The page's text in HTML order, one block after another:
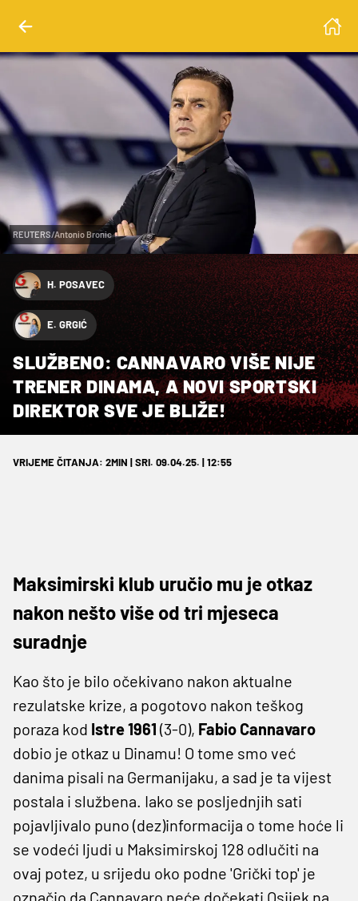
REUTERS/Antonio Bronic
H. POSAVEC
E. GRGIĆ
SLUŽBENO: CANNAVARO VIŠE NIJE
TRENER DINAMA, A NOVI SPORTSKI
DIREKTOR SVE JE BLIŽE!
VRIJEME ČITANJA: 2MIN | SRI. 09.04.25. | 12:55
Maksimirski klub uručio mu je otkaz
nakon nešto više od tri mjeseca
suradnje
Kao što je bilo očekivano nakon aktualne
rezulatske krize, a pogotovo nakon teškog
poraza kod Istre 1961 (3-0), Fabio Cannavaro
dobio je otkaz u Dinamu! O tome smo već
danima pisali na Germanijaku, a sad je ta vijest
postala i službena. Iako se posljednjih sati
pojavljivalo puno (dez)informacija o tome hoće li
se vodeći ljudi u Maksimirskoj 128 odlučiti na
ovaj potez, u srijedu oko podne 'Grički top' je
označio da Cannavaro neće dočekati Osijek na